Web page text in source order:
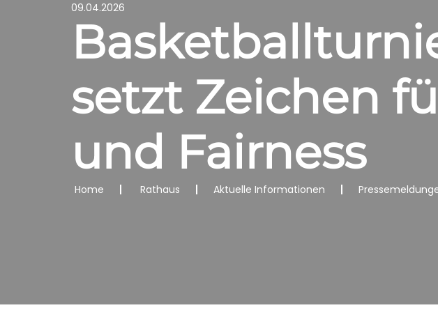
09.04.2026
setzt Zeichen
und Fairness
Home Rathaus Aktuelle Informationen